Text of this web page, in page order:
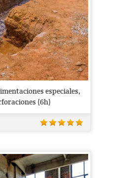
especiales,
(6h)